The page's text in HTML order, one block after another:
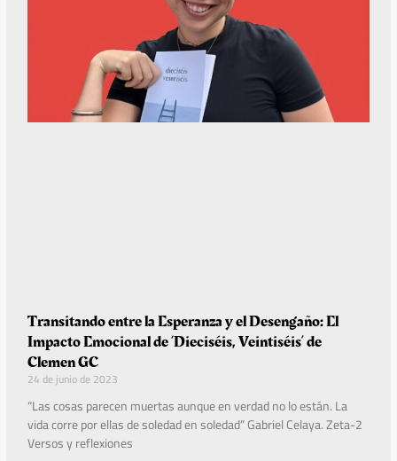
Transitando entre la Esperanza y el Desengaño: El
Impacto Emocional de ‘Dieciséis, Veintiséis’ de
Clemen GC
24 de junio de 2023
“Las cosas parecen muertas aunque en verdad no lo están. La
vida corre por ellas de soledad en soledad” Gabriel Celaya. Zeta-2
Versos y reflexiones